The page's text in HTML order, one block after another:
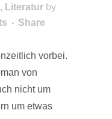
, Literatur by
Share
vorbei.
von
nicht um
um etwas